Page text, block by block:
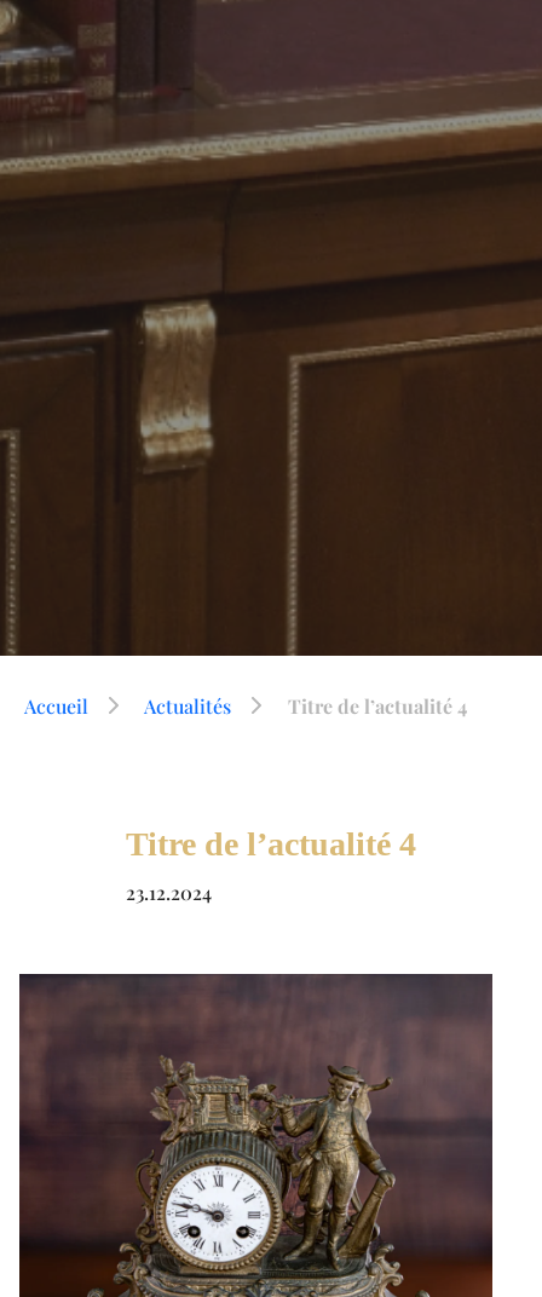
Accueil Actualités Titre de l’actualité 4
Titre de l’actualité 4
23.12.2024